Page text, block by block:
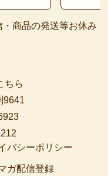
商品の発送等お休み
ちら
9641
バシーポリシー
ガ配信登録